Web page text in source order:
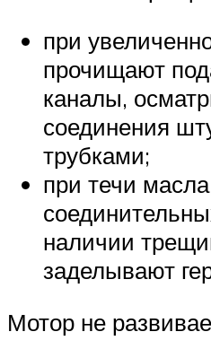
при
прочищают
каналы,
соединения
трубками;
при течи
наличии
заделывают
Мотор не